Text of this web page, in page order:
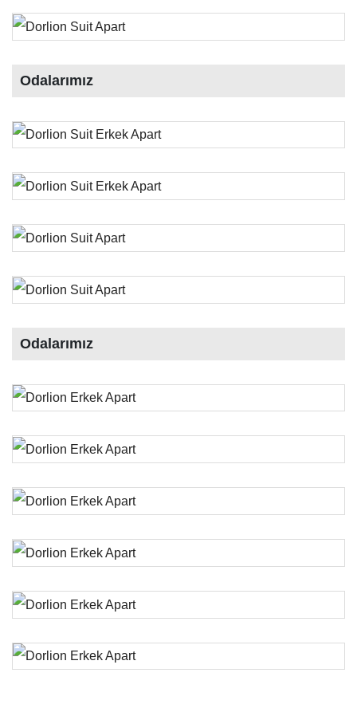
Odalarımız
Odalarımız